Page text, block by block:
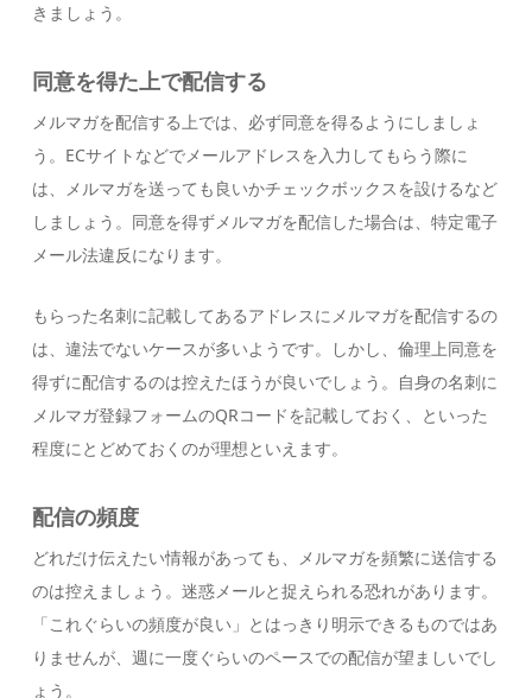
きましょう。
同意を得た上で配信する
メルマガを配信する上では、必ず同意を得るようにしましょ
う。ECサイトなどでメールアドレスを入力してもらう際に
は、メルマガを送っても良いかチェックボックスを設けるなど
しましょう。同意を得ずメルマガを配信した場合は、特定電子
メール法違反になります。
もらった名刺に記載してあるアドレスにメルマガを配信するの
は、違法でないケースが多いようです。しかし、倫理上同意を
得ずに配信するのは控えたほうが良いでしょう。自身の名刺に
メルマガ登録フォームのQRコードを記載しておく、といった
程度にとどめておくのが理想といえます。
配信の頻度
どれだけ伝えたい情報があっても、メルマガを頻繁に送信する
のは控えましょう。迷惑メールと捉えられる恐れがあります。
「これぐらいの頻度が良い」とはっきり明示できるものではあ
りませんが、週に一度ぐらいのペースでの配信が望ましいでし
ょう。